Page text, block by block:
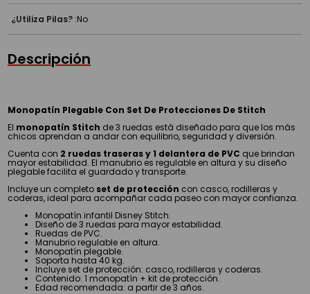
¿Utiliza Pilas? :No
Descripción
Monopatín Plegable Con Set De Protecciones De Stitch
El monopatín Stitch de 3 ruedas está diseñado para que los más
chicos aprendan a andar con equilibrio, seguridad y diversión.
Cuenta con 2 ruedas traseras y 1 delantera de PVC que brindan
mayor estabilidad. El manubrio es regulable en altura y su diseño
plegable facilita el guardado y transporte.
Incluye un completo set de protección con casco, rodilleras y
coderas, ideal para acompañar cada paseo con mayor confianza.
Monopatín infantil Disney Stitch.
Diseño de 3 ruedas para mayor estabilidad.
Ruedas de PVC.
Manubrio regulable en altura.
Monopatín plegable.
Soporta hasta 40 kg.
Incluye set de protección: casco, rodilleras y coderas.
Contenido: 1 monopatín + kit de protección.
Edad recomendada: a partir de 3 años.